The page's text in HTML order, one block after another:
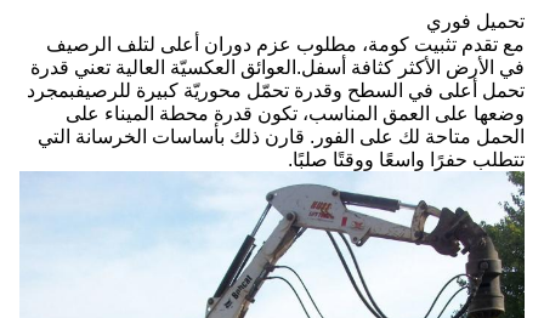
تحميل فوري
مع تقدم تثبيت كومة، مطلوب عزم دوران أعلى لتلف الرصيف
في الأرض الأكثر كثافة أسفل.العوائق العكسيّة العالية تعني قدرة
تحمل أعلى في السطح وقدرة تحمّل محوريّة كبيرة للرصيفبمجرد
وضعها على العمق المناسب، تكون قدرة محطة الميناء على
الحمل متاحة لك على الفور. قارن ذلك بأساسات الخرسانة التي
تتطلب حفرًا واسعًا ووقتًا صلبًا.